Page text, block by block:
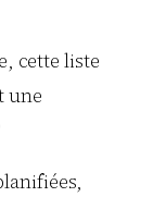
cette liste
une